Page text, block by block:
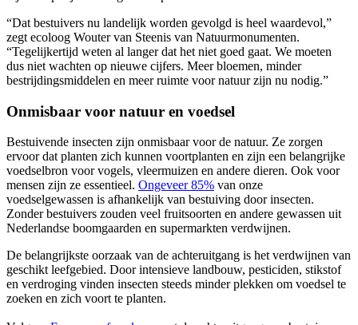
“Dat bestuivers nu landelijk worden gevolgd is heel waardevol,”
zegt ecoloog Wouter van Steenis van Natuurmonumenten.
“Tegelijkertijd weten al langer dat het niet goed gaat. We moeten
dus niet wachten op nieuwe cijfers. Meer bloemen, minder
bestrijdingsmiddelen en meer ruimte voor natuur zijn nu nodig.”
Onmisbaar voor natuur en voedsel
Bestuivende insecten zijn onmisbaar voor de natuur. Ze zorgen
ervoor dat planten zich kunnen voortplanten en zijn een belangrijke
voedselbron voor vogels, vleermuizen en andere dieren. Ook voor
mensen zijn ze essentieel. Ongeveer 85% van onze
voedselgewassen is afhankelijk van bestuiving door insecten.
Zonder bestuivers zouden veel fruitsoorten en andere gewassen uit
Nederlandse boomgaarden en supermarkten verdwijnen.
De belangrijkste oorzaak van de achteruitgang is het verdwijnen van
geschikt leefgebied. Door intensieve landbouw, pesticiden, stikstof
en verdroging vinden insecten steeds minder plekken om voedsel te
zoeken en zich voort te planten.